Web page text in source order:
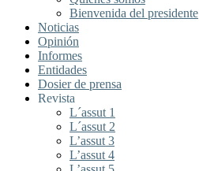
Bienvenida del presidente
Noticias
Opinión
Informes
Entidades
Dosier de prensa
Revista
L´assut 1
L´assut 2
L’assut 3
L’assut 4